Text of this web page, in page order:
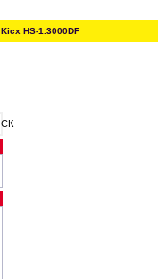
Kicx HS-1.3000DF